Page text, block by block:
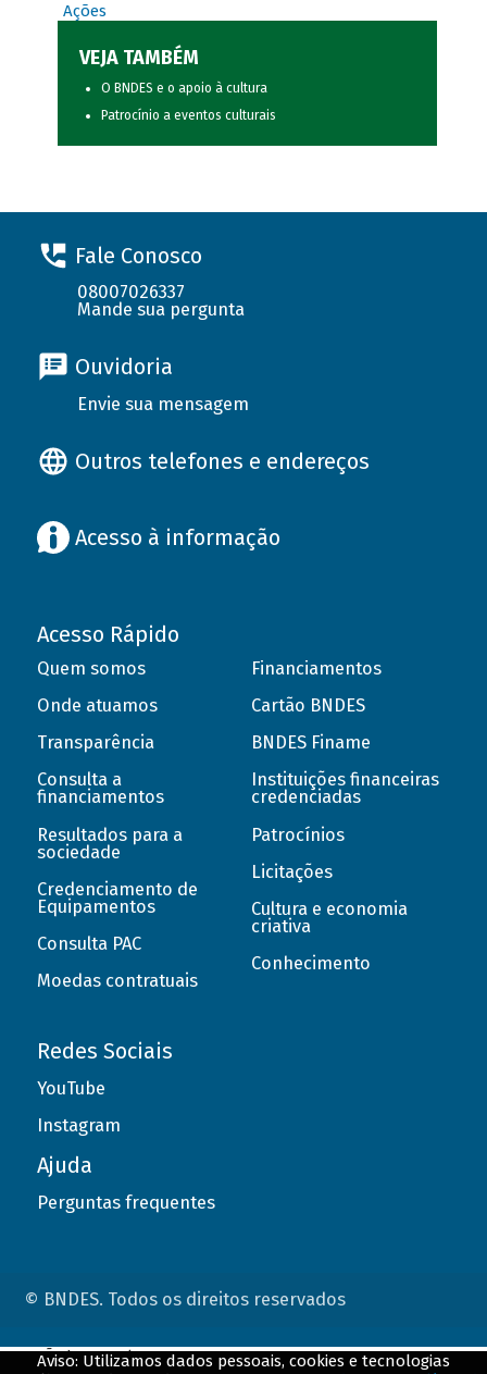
Ações
VEJA TAMBÉM
O BNDES e o apoio à cultura
Patrocínio a eventos culturais
Fale Conosco
08007026337
Mande sua pergunta
Ouvidoria
Envie sua mensagem
Outros telefones e endereços
Acesso à informação
Acesso Rápido
Quem somos
Onde atuamos
Transparência
Consulta a
financiamentos
Resultados para a
sociedade
Credenciamento de
Equipamentos
Consulta PAC
Moedas contratuais
Financiamentos
Cartão BNDES
BNDES Finame
Instituições financeiras
credenciadas
Patrocínios
Licitações
Cultura e economia
criativa
Conhecimento
Redes Sociais
YouTube
Instagram
Ajuda
Perguntas frequentes
© BNDES. Todos os direitos reservados
Aviso: Utilizamos dados pessoais, cookies e tecnologias
ConteÃºdo complementar